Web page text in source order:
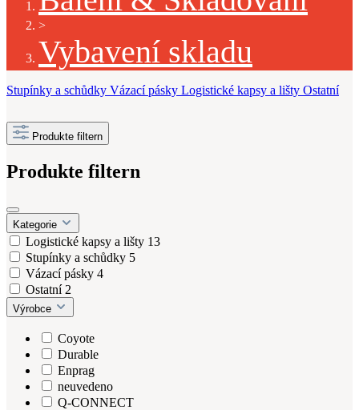
>
Vybavení skladu
Stupínky a schůdky Vázací pásky Logistické kapsy a lišty Ostatní
Produkte filtern
Produkte filtern
Kategorie
Logistické kapsy a lišty 13
Stupínky a schůdky 5
Vázací pásky 4
Ostatní 2
Výrobce
Coyote
Durable
Enprag
neuvedeno
Q-CONNECT